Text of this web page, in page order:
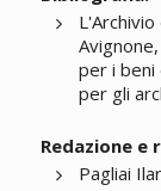
per i beni
per gli
Redazione e
Pagliai